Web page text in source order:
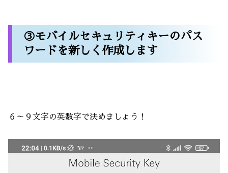
③モバイルセキュリティキーのパス
ワードを新しく作成します
６～９文字の英数字で決めましょう！